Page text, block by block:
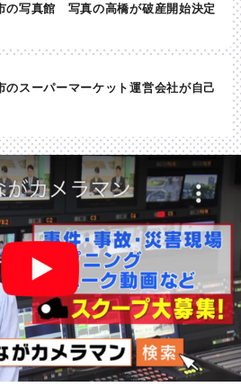
の写真館 写真の高橋が破産開始決定
のスーパーマーケット運営会社が自己